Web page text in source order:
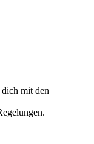
mit den